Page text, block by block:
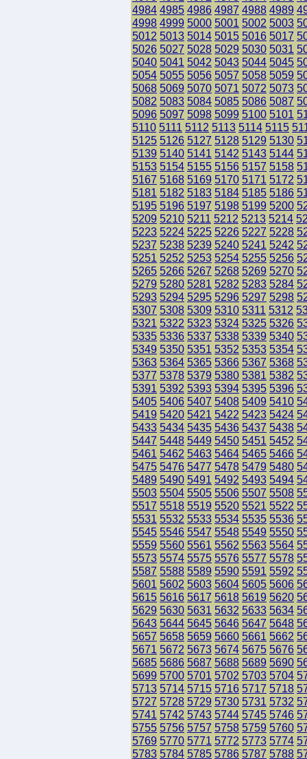
4984 4985 4986 4987 4988 4989
4998 4999 5000 5001 5002 5003
5012 5013 5014 5015 5016 5017
5026 5027 5028 5029 5030 5031
5040 5041 5042 5043 5044 5045
5054 5055 5056 5057 5058 5059
5068 5069 5070 5071 5072 5073
5082 5083 5084 5085 5086 5087
5096 5097 5098 5099 5100 5101
5110 5111 5112 5113 5114 5115
5125 5126 5127 5128 5129 5130
5139 5140 5141 5142 5143 5144
5153 5154 5155 5156 5157 5158
5167 5168 5169 5170 5171 5172
5181 5182 5183 5184 5185 5186
5195 5196 5197 5198 5199 5200
5209 5210 5211 5212 5213 5214
5223 5224 5225 5226 5227 5228
5237 5238 5239 5240 5241 5242
5251 5252 5253 5254 5255 5256
5265 5266 5267 5268 5269 5270
5279 5280 5281 5282 5283 5284
5293 5294 5295 5296 5297 5298
5307 5308 5309 5310 5311 5312
5321 5322 5323 5324 5325 5326
5335 5336 5337 5338 5339 5340
5349 5350 5351 5352 5353 5354
5363 5364 5365 5366 5367 5368
5377 5378 5379 5380 5381 5382
5391 5392 5393 5394 5395 5396
5405 5406 5407 5408 5409 5410
5419 5420 5421 5422 5423 5424
5433 5434 5435 5436 5437 5438
5447 5448 5449 5450 5451 5452
5461 5462 5463 5464 5465 5466
5475 5476 5477 5478 5479 5480
5489 5490 5491 5492 5493 5494
5503 5504 5505 5506 5507 5508
5517 5518 5519 5520 5521 5522
5531 5532 5533 5534 5535 5536
5545 5546 5547 5548 5549 5550
5559 5560 5561 5562 5563 5564
5573 5574 5575 5576 5577 5578
5587 5588 5589 5590 5591 5592
5601 5602 5603 5604 5605 5606
5615 5616 5617 5618 5619 5620
5629 5630 5631 5632 5633 5634
5643 5644 5645 5646 5647 5648
5657 5658 5659 5660 5661 5662
5671 5672 5673 5674 5675 5676
5685 5686 5687 5688 5689 5690
5699 5700 5701 5702 5703 5704
5713 5714 5715 5716 5717 5718
5727 5728 5729 5730 5731 5732
5741 5742 5743 5744 5745 5746
5755 5756 5757 5758 5759 5760
5769 5770 5771 5772 5773 5774
5783 5784 5785 5786 5787 5788